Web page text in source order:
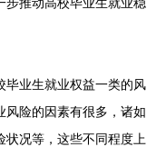
步推动高校毕业生就业稳
毕业生就业权益一类的风
风险的因素有很多，诸如
状况等，这些不同程度上